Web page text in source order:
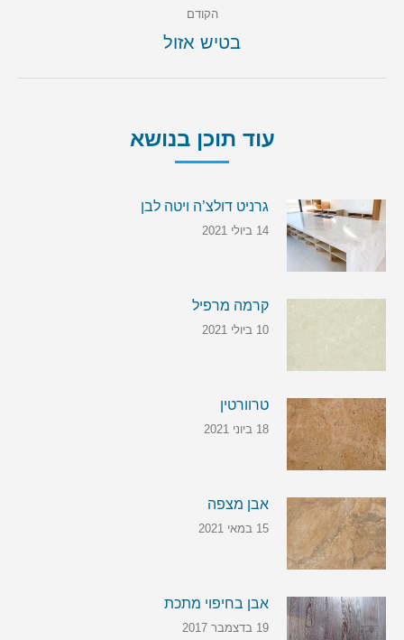
הקודם
הקודם
בטיש אזול
עוד תוכן בנושא
גרניט דולצ’ה ויטה לבן
14 ביולי 2021
קרמה מרפיל
10 ביולי 2021
טרוורטין
18 ביוני 2021
אבן מצפה
15 במאי 2021
אבן בחיפוי מתכת
19 בדצמבר 2017